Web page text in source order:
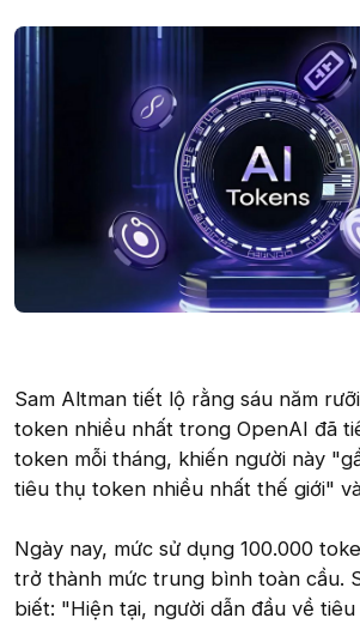
Sam Altman tiết lộ rằng sáu năm
token nhiều nhất trong OpenAI đã
token mỗi tháng, khiến người này
tiêu thụ token nhiều nhất thế giới"
Ngày nay, mức sử dụng 100.000
trở thành mức trung bình toàn cầu.
biết: "Hiện tại, người dẫn đầu về